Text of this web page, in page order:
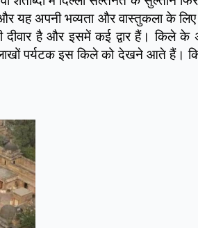
यह अपनी भव्यता और वास्तुकला के लिए
है और इसमें कई द्वार हैं। किले
पर्यटक इस किले को देखने आते हैं।